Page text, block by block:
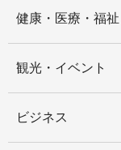
健康・医療・福祉
観光・イベント
ビジネス